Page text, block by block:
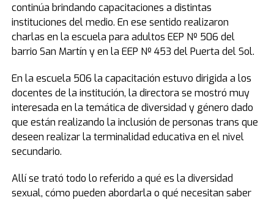
continúa brindando capacitaciones a distintas
instituciones del medio. En ese sentido realizaron
charlas en la escuela para adultos EEP Nº 506 del
barrio San Martín y en la EEP Nº 453 del Puerta del Sol.
En la escuela 506 la capacitación estuvo dirigida a los
docentes de la institución, la directora se mostró muy
interesada en la temática de diversidad y género dado
que están realizando la inclusión de personas trans que
deseen realizar la terminalidad educativa en el nivel
secundario.
Allí se trató todo lo referido a qué es la diversidad
sexual, cómo pueden abordarla o qué necesitan saber